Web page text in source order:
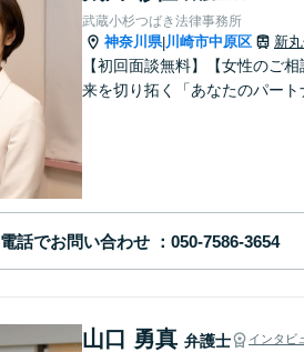
武蔵小杉つばき法律事務所
神奈川県|川崎市中原区 新
【初回面談無料】【女性のご
来を切り拓く「あなたのパー
電話でお問い合わせ
山口 勇真 弁護士 インタビ